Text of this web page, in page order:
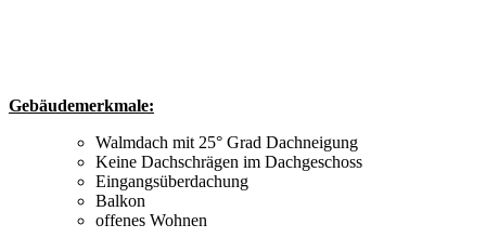
Gebäudemerkmale:
Walmdach mit 25° Grad Dachneigung
Keine Dachschrägen im Dachgeschoss
Eingangsüberdachung
Balkon
offenes Wohnen